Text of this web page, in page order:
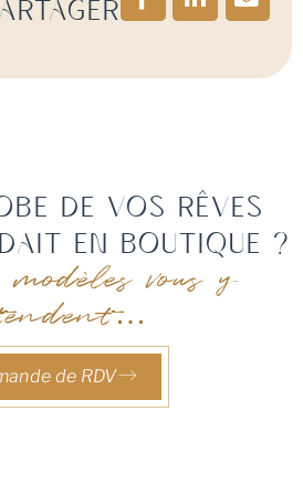
de vos rêves
en boutique ?
vous y
de RDV